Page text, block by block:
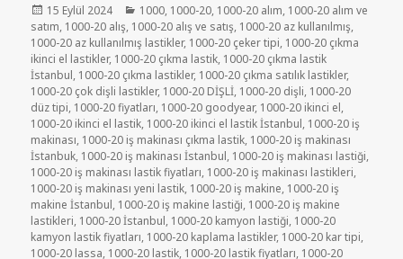
Yayın
tarihi
15 Eylül 2024 Kategoriler
1000, 1000-20, 1000-20 alım, 1000-20 alım ve
satım, 1000-20 alış, 1000-20 alış ve satış, 1000-20 az kullanılmış,
1000-20 az kullanılmış lastikler, 1000-20 çeker tipi, 1000-20 çıkma
ikinci el lastikler, 1000-20 çıkma lastik, 1000-20 çıkma lastik
İstanbul, 1000-20 çıkma lastikler, 1000-20 çıkma satılık lastikler,
1000-20 çok dişli lastikler, 1000-20 DİŞLİ, 1000-20 dişli, 1000-20
düz tipi, 1000-20 fiyatları, 1000-20 goodyear, 1000-20 ikinci el,
1000-20 ikinci el lastik, 1000-20 ikinci el lastik İstanbul, 1000-20 iş
makinası, 1000-20 iş makinası çıkma lastik, 1000-20 iş makinası
İstanbuk, 1000-20 iş makinası İstanbul, 1000-20 iş makinası lastiği,
1000-20 iş makinası lastik fiyatları, 1000-20 iş makinası lastikleri,
1000-20 iş makinası yeni lastik, 1000-20 iş makine, 1000-20 iş
makine İstanbul, 1000-20 iş makine lastiği, 1000-20 iş makine
lastikleri, 1000-20 İstanbul, 1000-20 kamyon lastiği, 1000-20
kamyon lastik fiyatları, 1000-20 kaplama lastikler, 1000-20 kar tipi,
1000-20 lassa, 1000-20 lastik, 1000-20 lastik fiyatları, 1000-20